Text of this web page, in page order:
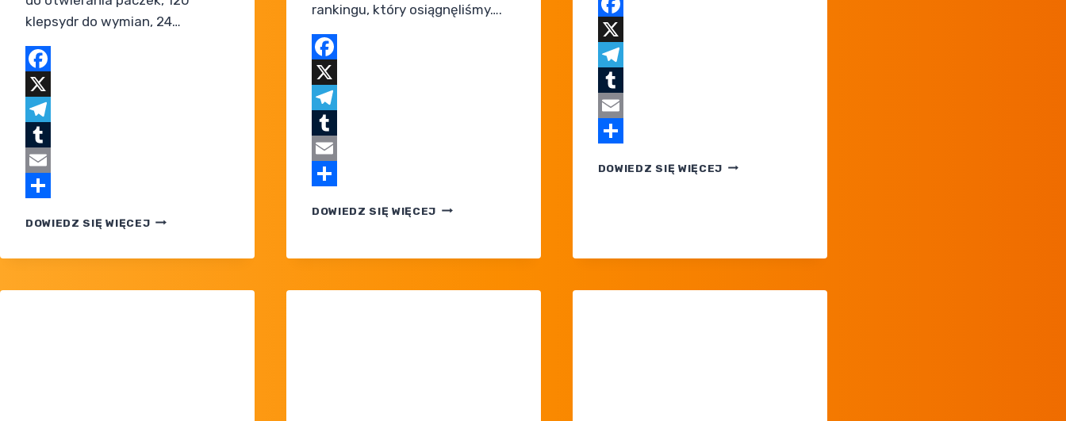
klepsydr do wymian, 24…
Facebook
X
Telegram
Tumblr
Email
DOWIEDZ SIĘ WIĘCEJTYDZIEŃ
rankingu, który osiągnęliśmy….
Facebook
X
Telegram
Tumblr
Email
DOWIEDZ SIĘ WIĘCEJ KIEDY
B2B
TCG
Facebook
X
Telegram
Tumblr
Email
DOWIEDZ SIĘ WIĘCEJPOKEMON